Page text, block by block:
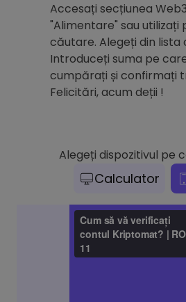
Accesați secțiunea
"Alimentare" sau
căutare. Alegeți din
Introduceți suma pe
cumpărați și confirmați
Felicitări, acum deții !
Alegeți dispozitivul pe
Calculator